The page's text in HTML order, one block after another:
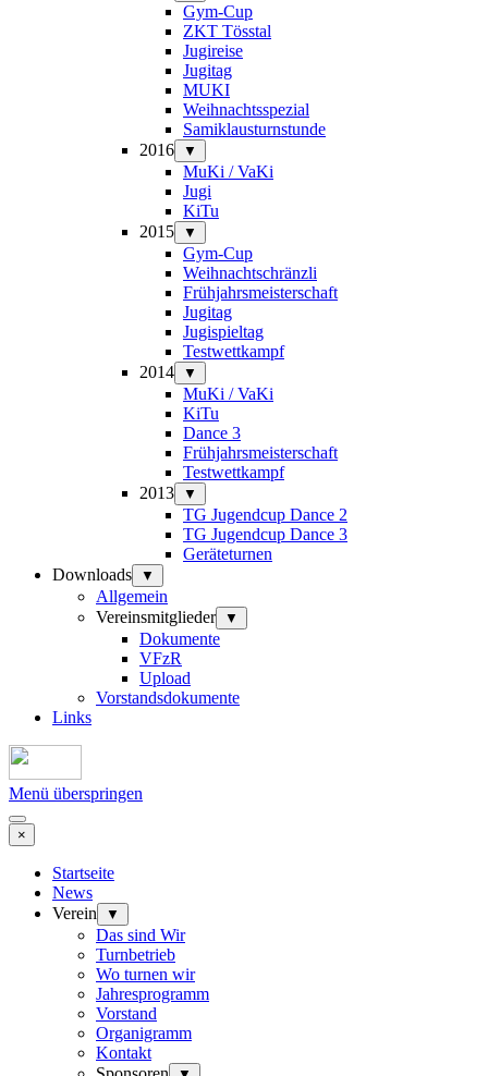
Gym-Cup
ZKT Tösstal
Jugireise
Jugitag
MUKI
Weihnachtsspezial
Samiklausturnstunde
2016
▼
MuKi / VaKi
Jugi
KiTu
2015
▼
Gym-Cup
Weihnachtschränzli
Frühjahrsmeisterschaft
Jugitag
Jugispieltag
Testwettkampf
2014
▼
MuKi / VaKi
KiTu
Dance 3
Frühjahrsmeisterschaft
Testwettkampf
2013
▼
TG Jugendcup Dance 2
TG Jugendcup Dance 3
Geräteturnen
Downloads
▼
Allgemein
Vereinsmitglieder
▼
Dokumente
VFzR
Upload
Vorstandsdokumente
Links
Menü überspringen
×
Startseite
News
Verein
▼
Das sind Wir
Turnbetrieb
Wo turnen wir
Jahresprogramm
Vorstand
Organigramm
Kontakt